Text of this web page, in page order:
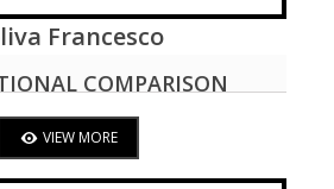
VIEW MORE
Francesco
COMPARISON
VIEW MORE